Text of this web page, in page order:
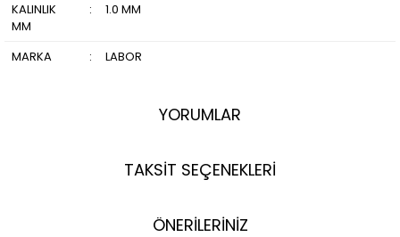
KALINLIK
MM
: 1.0 MM
MARKA : LABOR
YORUMLAR
TAKSİT SEÇENEKLERİ
ÖNERİLERİNİZ